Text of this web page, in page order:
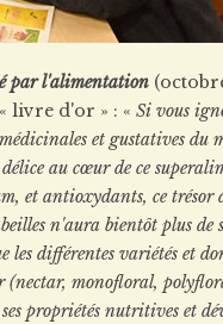
par l'alimentation
livre d'or » : « Si vous
et gustatives du
au cœur de ce
et antioxydants, ce trésor
n'aura bientôt plus de
les différentes variétés et
(nectar, monofloral,
propriétés nutritives et